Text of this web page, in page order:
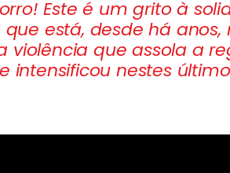
Este é um grito à
está, desde há
violência que assola a
intensificou nestes